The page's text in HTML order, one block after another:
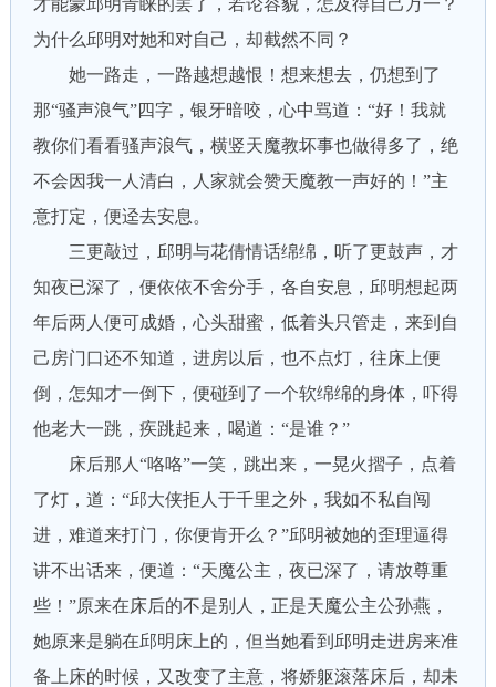
才能蒙邱明青睐的罢了，若论容貌，怎及得自己万一？
为什么邱明对她和对自己，却截然不同？
她一路走，一路越想越恨！想来想去，仍想到了
那“骚声浪气”四字，银牙暗咬，心中骂道：“好！我就
教你们看看骚声浪气，横竖天魔教坏事也做得多了，绝
不会因我一人清白，人家就会赞天魔教一声好的！”主
意打定，便迳去安息。
三更敲过，邱明与花倩情话绵绵，听了更鼓声，才
知夜已深了，便依依不舍分手，各自安息，邱明想起两
年后两人便可成婚，心头甜蜜，低着头只管走，来到自
己房门口还不知道，进房以后，也不点灯，往床上便
倒，怎知才一倒下，便碰到了一个软绵绵的身体，吓得
他老大一跳，疾跳起来，喝道：“是谁？”
床后那人“咯咯”一笑，跳出来，一晃火摺子，点着
了灯，道：“邱大侠拒人于千里之外，我如不私自闯
进，难道来打门，你便肯开么？”邱明被她的歪理逼得
讲不出话来，便道：“天魔公主，夜已深了，请放尊重
些！”原来在床后的不是别人，正是天魔公主公孙燕，
她原来是躺在邱明床上的，但当她看到邱明走进房来准
备上床的时候，又改变了主意，将娇躯滚落床后，却未